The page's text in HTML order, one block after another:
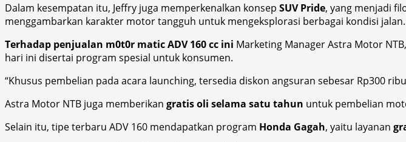
Dalam kesempatan itu, Jeffry juga memperkenalkan konsep SUV Pride, yang menjadi
menggambarkan karakter motor tangguh untuk mengeksplorasi berbagai kondisi jalan.
Terhadap penjualan m0t0r matic ADV 160 cc ini Marketing Manager Astra Motor NTB,
hari ini disertai program spesial untuk konsumen.
“Khusus pembelian pada acara launching, tersedia diskon angsuran sebesar Rp300
Astra Motor NTB juga memberikan gratis oli selama satu tahun untuk pembelian
Selain itu, tipe terbaru ADV 160 mendapatkan program Honda Gagah, yaitu layanan